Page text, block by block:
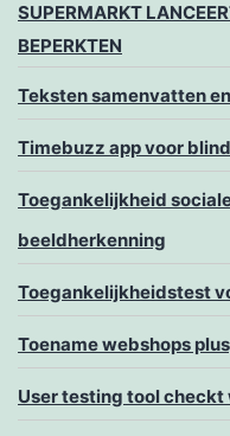
SUPERMARKT
BEPERKTEN
Teksten samenvatten
Timebuzz app voor
Toegankelijkheid
beeldherkenning
Toegankelijkheidstest
Toename webshops
User testing tool checkt